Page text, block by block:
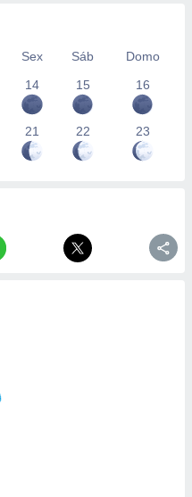
Sex Sáb
Domo
14 15 16
21 22 23